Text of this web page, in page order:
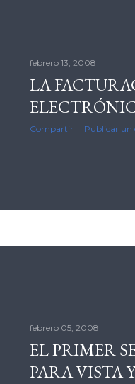
febrero 13, 2008
LA
Compartir Publicar un
febrero 05, 2008
EL PRIMER
PARA VISTA